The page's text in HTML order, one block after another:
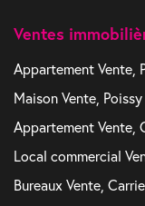
Ventes
Appartement Vente,
Maison Vente, Poissy
Appartement Vente,
Local commercial
Bureaux Vente,